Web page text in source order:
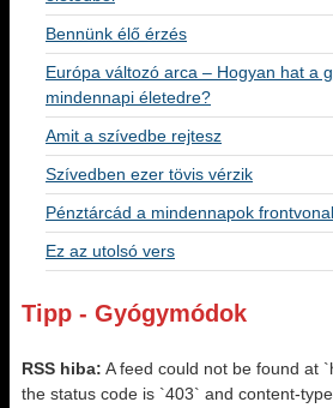
Bennünk élő érzés
Európa változó arca – Hogyan hat a
mindennapi életedre?
Amit a szívedbe rejtesz
Szívedben ezer tövis vérzik
Pénztárcád a mindennapok
Ez az utolsó vers
Tipp - Gyógymódok
RSS hiba: A feed could not be found at
the status code is `403` and content-